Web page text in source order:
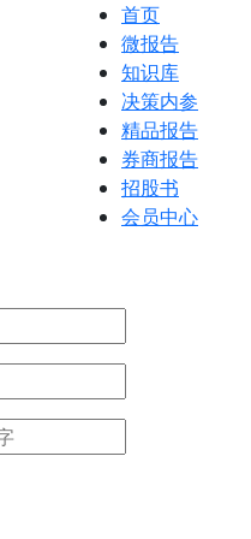
首页
微报告
知识库
决策内参
精品报告
券商报告
招股书
会员中心